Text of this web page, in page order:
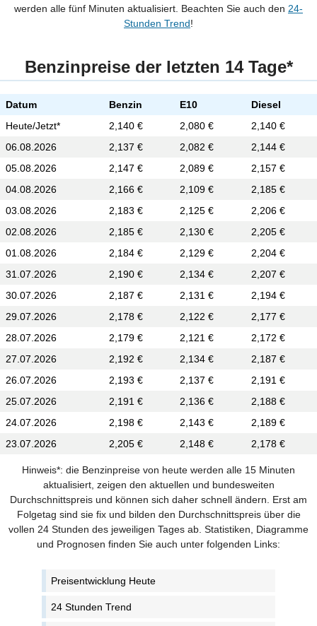
werden alle fünf Minuten aktualisiert. Beachten Sie auch den 24-
Stunden Trend!
Benzinpreise der letzten 14 Tage*
Datum Benzin E10
Diesel
Heute/Jetzt*
2,140 € 2,080 €
2,140 €
06.08.2026
2,137 € 2,082 €
2,144 €
05.08.2026
2,147 € 2,089 €
2,157 €
04.08.2026
2,166 € 2,109 €
2,185 €
03.08.2026
2,183 € 2,125 €
2,206 €
02.08.2026
2,185 € 2,130 €
2,205 €
01.08.2026
2,184 € 2,129 €
2,204 €
31.07.2026
2,190 € 2,134 €
2,207 €
30.07.2026
2,187 € 2,131 €
2,194 €
29.07.2026
2,178 € 2,122 €
2,177 €
28.07.2026
2,179 € 2,121 €
2,172 €
27.07.2026
2,192 € 2,134 €
2,187 €
26.07.2026
2,193 € 2,137 €
2,191 €
25.07.2026
2,191 € 2,136 €
2,188 €
24.07.2026
2,198 € 2,143 €
2,189 €
23.07.2026
2,205 € 2,148 € 2,178 €
Hinweis*: die Benzinpreise von heute werden alle 15 Minuten
aktualisiert, zeigen den aktuellen und bundesweiten
Durchschnittspreis und können sich daher schnell ändern. Erst am
Folgetag sind sie fix und bilden den Durchschnittspreis über die
vollen 24 Stunden des jeweiligen Tages ab. Statistiken, Diagramme
und Prognosen finden Sie auch unter folgenden Links:
Preisentwicklung Heute
24 Stunden Trend